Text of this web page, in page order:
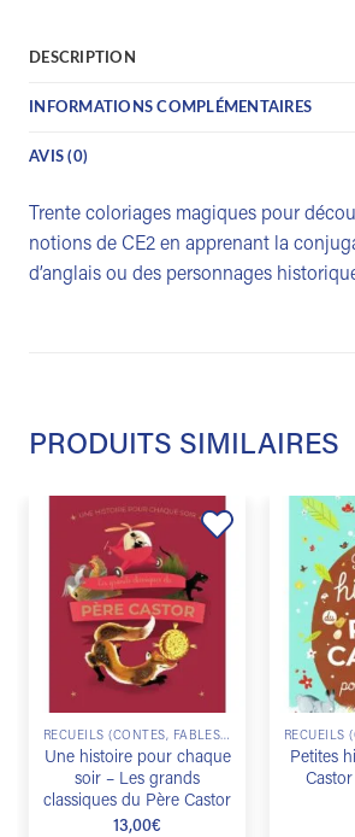
DESCRIPTION
INFORMATIONS COMPLÉMENTAIRES
AVIS (0)
Trente coloriages magiques pour
notions de CE2 en apprenant la
d’anglais ou des personnages
PRODUITS SIMILAIRES
à la
liste de
souhaits
RECUEILS (CONTES, FABLES...)
Une histoire pour chaque
soir – Les grands
classiques du Père Castor
13,00€
Petites